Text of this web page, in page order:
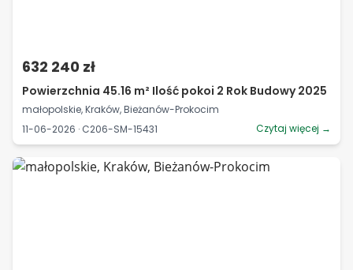
632 240 zł
Powierzchnia 45.16 m² Ilość pokoi 2 Rok Budowy 2025
małopolskie, Kraków, Bieżanów-Prokocim
11-06-2026 · C206-SM-15431
Czytaj więcej →